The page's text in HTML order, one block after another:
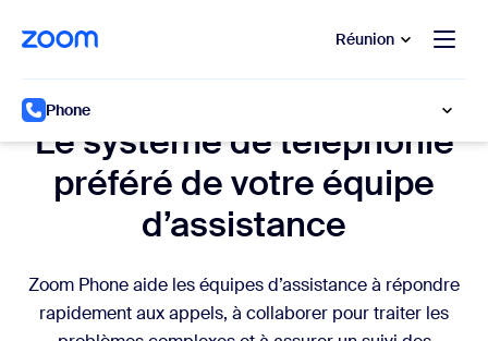
contenu principal
au chat d’aide Réunion
Phone
Le système de téléphonie
préféré de votre équipe
d’assistance
Zoom Phone aide les équipes d’assistance à répondre
rapidement aux appels, à collaborer pour traiter les